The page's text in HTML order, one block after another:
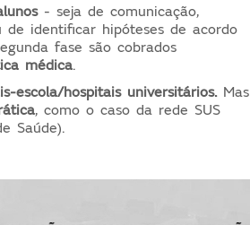
- seja de comunicação,
identificar hipóteses de acordo
fase são cobrados
médica.
escola/hospitais universitários.Mas
, como o caso da rede SUS
Saúde).